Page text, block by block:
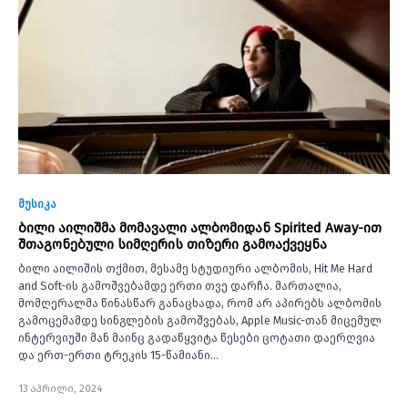
მუსიკა
ბილი აილიშმა მომავალი ალბომიდან Spirited Away-ით
შთაგონებული სიმღერის თიზერი გამოაქვეყნა
ბილი აილიშის თქმით, მესამე სტუდიური ალბომის, Hit Me Hard
and Soft-ის გამოშვებამდე ერთი თვე დარჩა. მართალია,
მომღერალმა წინასწარ განაცხადა, რომ არ აპირებს ალბომის
გამოცემამდე სინგლების გამოშვებას, Apple Music-თან მიცემულ
ინტერვიუში მან მაინც გადაწყვიტა წესები ცოტათი დაერღვია
და ერთ-ერთი ტრეკის 15-წამიანი…
13 აპრილი, 2024